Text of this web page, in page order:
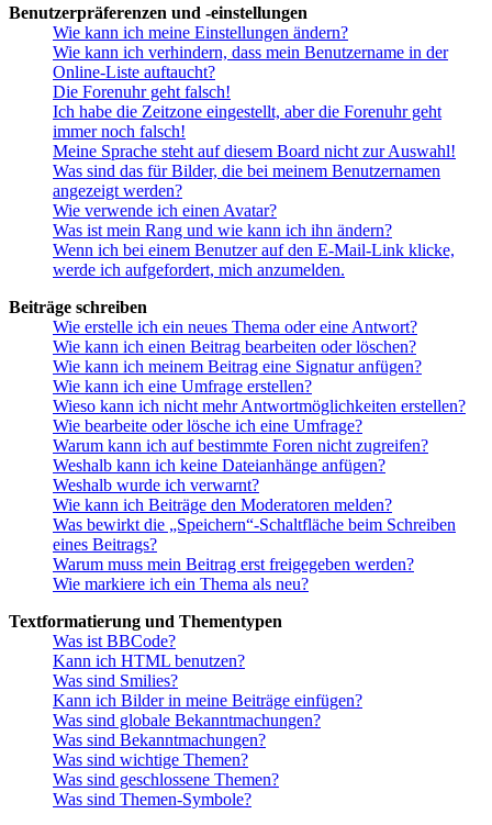
Benutzerpräferenzen und -einstellungen
Wie kann ich meine Einstellungen ändern?
Wie kann ich verhindern, dass mein Benutzername in der
Online-Liste auftaucht?
Die Forenuhr geht falsch!
Ich habe die Zeitzone eingestellt, aber die Forenuhr geht
immer noch falsch!
Meine Sprache steht auf diesem Board nicht zur Auswahl!
Was sind das für Bilder, die bei meinem Benutzernamen
angezeigt werden?
Wie verwende ich einen Avatar?
Was ist mein Rang und wie kann ich ihn ändern?
Wenn ich bei einem Benutzer auf den E-Mail-Link klicke,
werde ich aufgefordert, mich anzumelden.
Beiträge schreiben
Wie erstelle ich ein neues Thema oder eine Antwort?
Wie kann ich einen Beitrag bearbeiten oder löschen?
Wie kann ich meinem Beitrag eine Signatur anfügen?
Wie kann ich eine Umfrage erstellen?
Wieso kann ich nicht mehr Antwortmöglichkeiten erstellen?
Wie bearbeite oder lösche ich eine Umfrage?
Warum kann ich auf bestimmte Foren nicht zugreifen?
Weshalb kann ich keine Dateianhänge anfügen?
Weshalb wurde ich verwarnt?
Wie kann ich Beiträge den Moderatoren melden?
Was bewirkt die „Speichern“-Schaltfläche beim Schreiben
eines Beitrags?
Warum muss mein Beitrag erst freigegeben werden?
Wie markiere ich ein Thema als neu?
Textformatierung und Thementypen
Was ist BBCode?
Kann ich HTML benutzen?
Was sind Smilies?
Kann ich Bilder in meine Beiträge einfügen?
Was sind globale Bekanntmachungen?
Was sind Bekanntmachungen?
Was sind wichtige Themen?
Was sind geschlossene Themen?
Was sind Themen-Symbole?